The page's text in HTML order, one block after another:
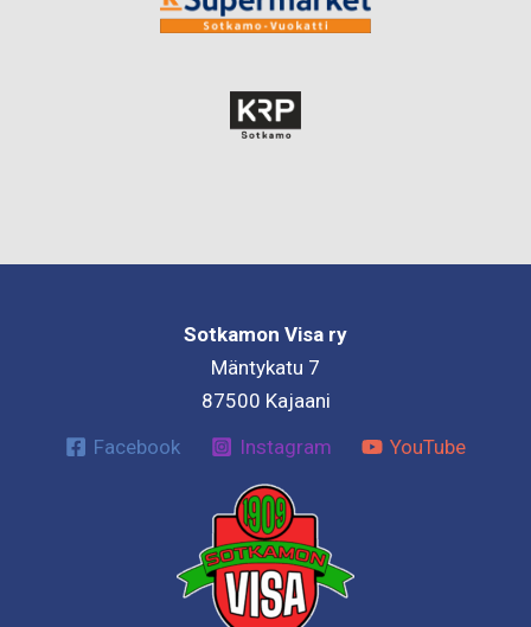
Sotkamon Visa ry
Mäntykatu 7
87500 Kajaani
Facebook
Instagram YouTube